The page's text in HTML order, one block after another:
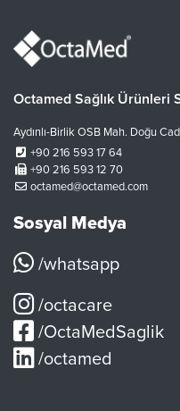
Octamed Sağlık Ürünleri
Aydınlı-Birlik OSB Mah. Doğu
+90 216 593 17 64
+90 216 593 12 70
octamed@octamed.com
Sosyal Medya
/whatsapp
/octacare
/OctaMedSaglik
/octamed